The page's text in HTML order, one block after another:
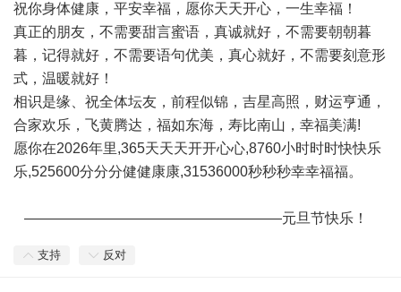
祝你身体健康，平安幸福，愿你天天开心，一生幸福！
真正的朋友，不需要甜言蜜语，真诚就好，不需要朝朝暮
暮，记得就好，不需要语句优美，真心就好，不需要刻意形
式，温暖就好！
相识是缘、祝全体坛友，前程似锦，吉星高照，财运亨通，
合家欢乐，飞黄腾达，福如东海，寿比南山，幸福美满!
愿你在2026年里,365天天天开开心心,8760小时时时快快乐
乐,525600分分分健健康康,31536000秒秒秒幸幸福福。
——————————————————元旦节快乐！
支持 反对